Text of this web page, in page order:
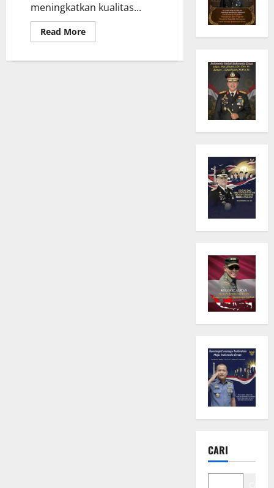
meningkatkan kualitas...
Read MoreRead
more
CARI